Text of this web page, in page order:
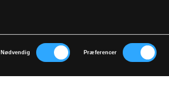
Nødvendig
Præferencer
Ved at tilmelde dig,